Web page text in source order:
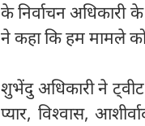
के निर्वाचन अधिकारी
ने कहा कि हम मामले
शुभेंदु अधिकारी ने
प्यार, विश्वास,